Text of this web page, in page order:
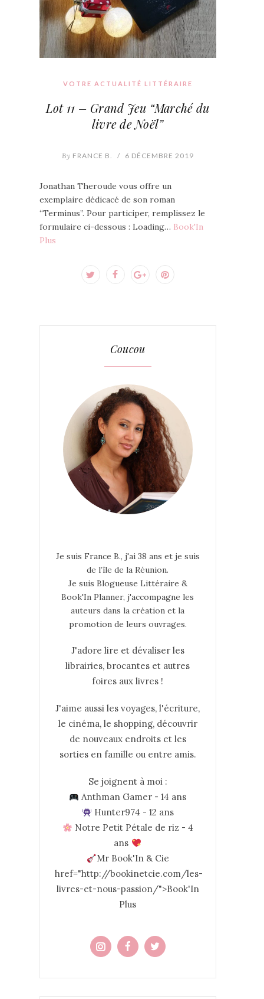
VOTRE ACTUALITÉ LITTÉRAIRE
Lot 11 – Grand Jeu “Marché du
livre de Noël”
By FRANCE B. / 6 DÉCEMBRE 2019
Jonathan Theroude vous offre un
exemplaire dédicacé de son roman
“Terminus”. Pour participer, remplissez le
formulaire ci-dessous : Loading… Book'In
Plus
Coucou
Je suis France B., j'ai 38 ans et je suis
de l’île de la Réunion.
Je suis Blogueuse Littéraire &
Book'In Planner, j'accompagne les
auteurs dans la création et la
promotion de leurs ouvrages.
J'adore lire et dévaliser les
librairies, brocantes et autres
foires aux livres !
J'aime aussi les voyages, l'écriture,
le cinéma, le shopping, découvrir
de nouveaux endroits et les
sorties en famille ou entre amis.
Se joignent à moi :
Anthman Gamer - 14 ans
Hunter974 - 12 ans
Notre Petit Pétale de riz - 4
ans
Mr Book'In & Cie
href="http://bookinetcie.com/les-
livres-et-nous-passion/">Book'In
Plus